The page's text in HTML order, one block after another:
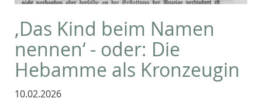
‚Das Kind beim Namen
nennen‘ - oder: Die
Hebamme als Kronzeugin
10.02.2026